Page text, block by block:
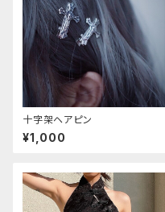
十字架ヘアピン
¥1,000